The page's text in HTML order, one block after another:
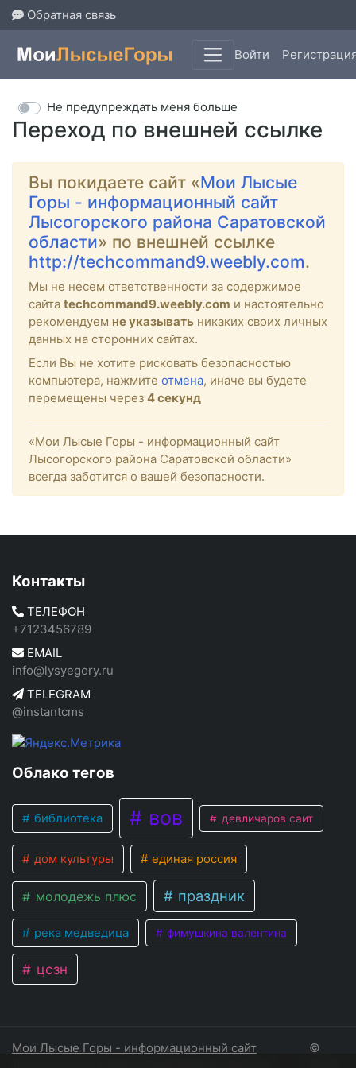
Обратная связь
Войти
Переход по внешней ссылке
Не предупреждать меня больше
Вы покидаете сайт «Мои Лысые
Горы - информационный сайт
Лысогорского района Саратовской
области» по внешней ссылке
http://techcommand9.weebly.com.
Мы не несем ответственности за содержимое
сайта techcommand9.weebly.com и настоятельно
рекомендуем не указывать никаких своих личных
данных на сторонних сайтах.
Если Вы не хотите рисковать безопасностью
компьютера, нажмите отмена, иначе вы будете
перемещены через 4секунд
«Мои Лысые Горы - информационный сайт
Лысогорского района Саратовской области»
всегда заботится о вашей безопасности.
Контакты
ТЕЛЕФОН
+7123456789
EMAIL
info@lysyegory.ru
TELEGRAM
@instantcms
Облако тегов
библиотека вов девличаров саит
дом культуры единая россия
молодежь плюс праздник
река медведица фимушкина валентина
цсзн
Мои Лысые Горы - информационный сайт
©